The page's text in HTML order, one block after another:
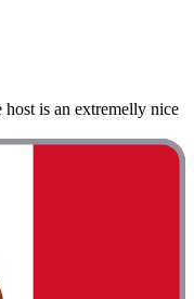
is an extremelly nice